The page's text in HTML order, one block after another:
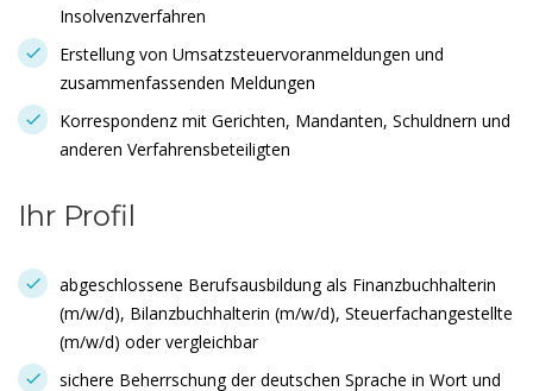
Insolvenzverfahren
Erstellung von Umsatzsteuervoranmeldungen und
zusammenfassenden Meldungen
Korrespondenz mit Gerichten, Mandanten, Schuldnern und
anderen Verfahrensbeteiligten
Ihr Profil
abgeschlossene Berufsausbildung als Finanzbuchhalterin
(m/w/d), Bilanzbuchhalterin (m/w/d), Steuerfachangestellte
(m/w/d) oder vergleichbar
sichere Beherrschung der deutschen Sprache in Wort und